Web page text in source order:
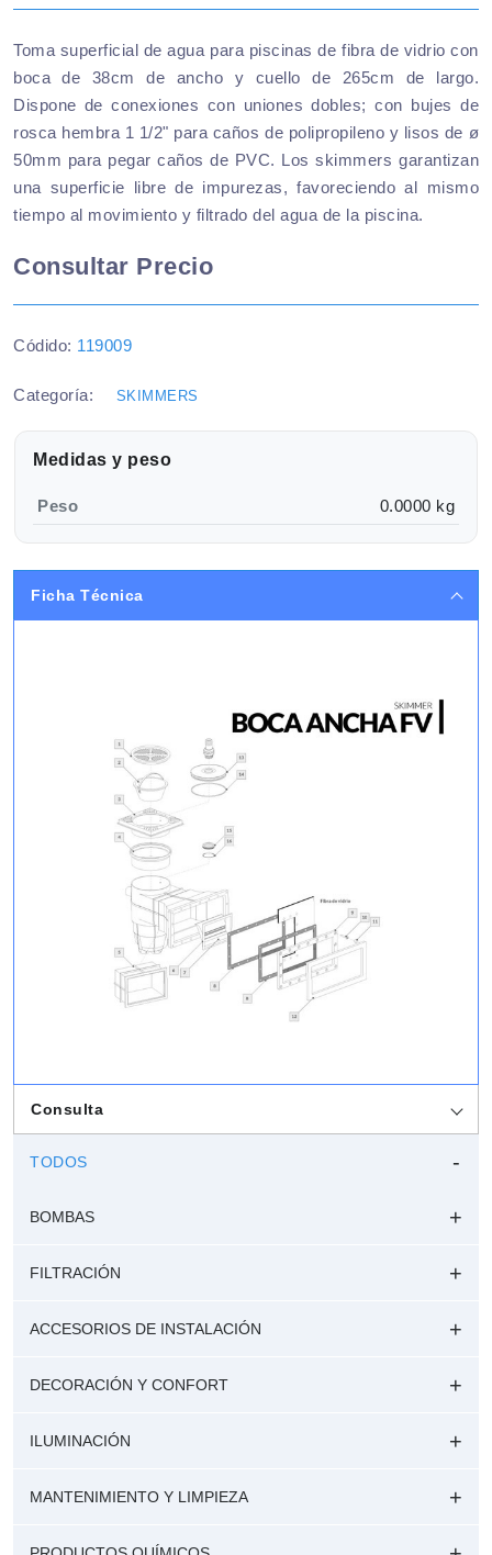
Toma superficial de agua para piscinas de fibra de vidrio con
boca de 38cm de ancho y cuello de 265cm de largo.
Dispone de conexiones con uniones dobles; con bujes de
rosca hembra 1 1/2" para caños de polipropileno y lisos de ø
50mm para pegar caños de PVC. Los skimmers garantizan
una superficie libre de impurezas, favoreciendo al mismo
tiempo al movimiento y filtrado del agua de la piscina.
Consultar Precio
Códido: 119009
Categoría: SKIMMERS
Medidas y peso
Peso 0.0000 kg
Ficha Técnica
Consulta
TODOS
BOMBAS
FILTRACIÓN
ACCESORIOS DE INSTALACIÓN
DECORACIÓN Y CONFORT
ILUMINACIÓN
MANTENIMIENTO Y LIMPIEZA